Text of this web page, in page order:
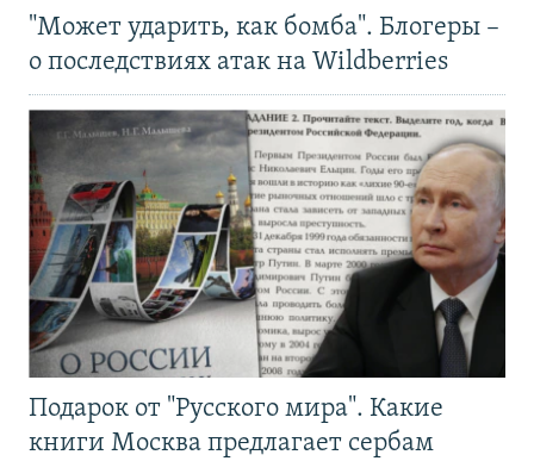
"Может ударить, как бомба". Блогеры –
о последствиях атак на Wildberries
Подарок от "Русского мира". Какие
книги Москва предлагает сербам